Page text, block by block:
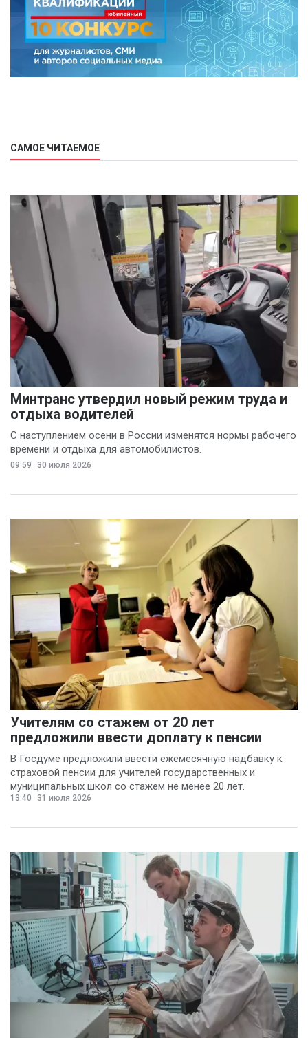
САМОЕ ЧИТАЕМОЕ
Минтранс утвердил новый режим труда и
отдыха водителей
С наступлением осени в России изменятся нормы рабочего
времени и отдыха для автомобилистов.
09:59 30 июля 2026
Учителям со стажем от 20 лет
предложили ввести доплату к пенсии
В Госдуме предложили ввести ежемесячную надбавку к
страховой пенсии для учителей государственных и
муниципальных школ со стажем не менее 20 лет.
13:40 31 июля 2026